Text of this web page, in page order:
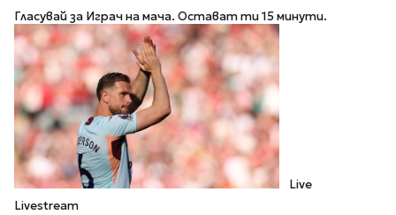
Гласувай за Играч на мача. Остават ти 15 минути.
Live
Livestream